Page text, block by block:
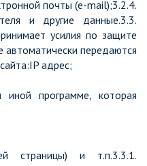
почты (e-mail);3.2.4.
и другие данные.3.3.
усилия по защите
передаются
адрес;
программе, которая
страницы) и т.п.3.3.1.